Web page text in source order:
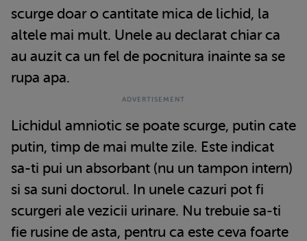
scurge doar o cantitate mica de lichid, la
altele mai mult. Unele au declarat chiar ca
au auzit ca un fel de pocnitura inainte sa se
rupa apa.
Lichidul amniotic se poate scurge, putin cate
putin, timp de mai multe zile. Este indicat
sa-ti pui un absorbant (nu un tampon intern)
si sa suni doctorul. In unele cazuri pot fi
scurgeri ale vezicii urinare. Nu trebuie sa-ti
fie rusine de asta, pentru ca este ceva foarte